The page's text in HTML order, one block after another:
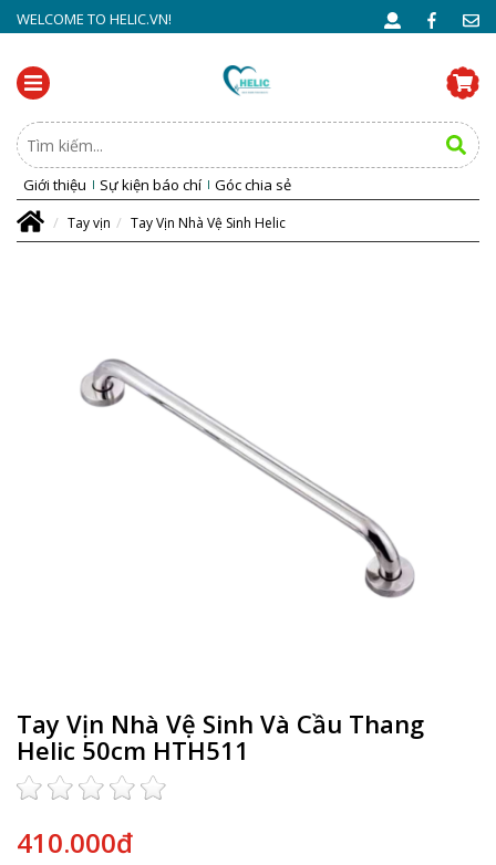
WELCOME TO HELIC.VN!
Giới thiệu Sự kiện báo chí Góc chia sẻ
Tay vịn Tay Vịn Nhà Vệ Sinh Helic
Tay Vịn Nhà Vệ Sinh Và Cầu Thang
Helic 50cm HTH511
410.000đ